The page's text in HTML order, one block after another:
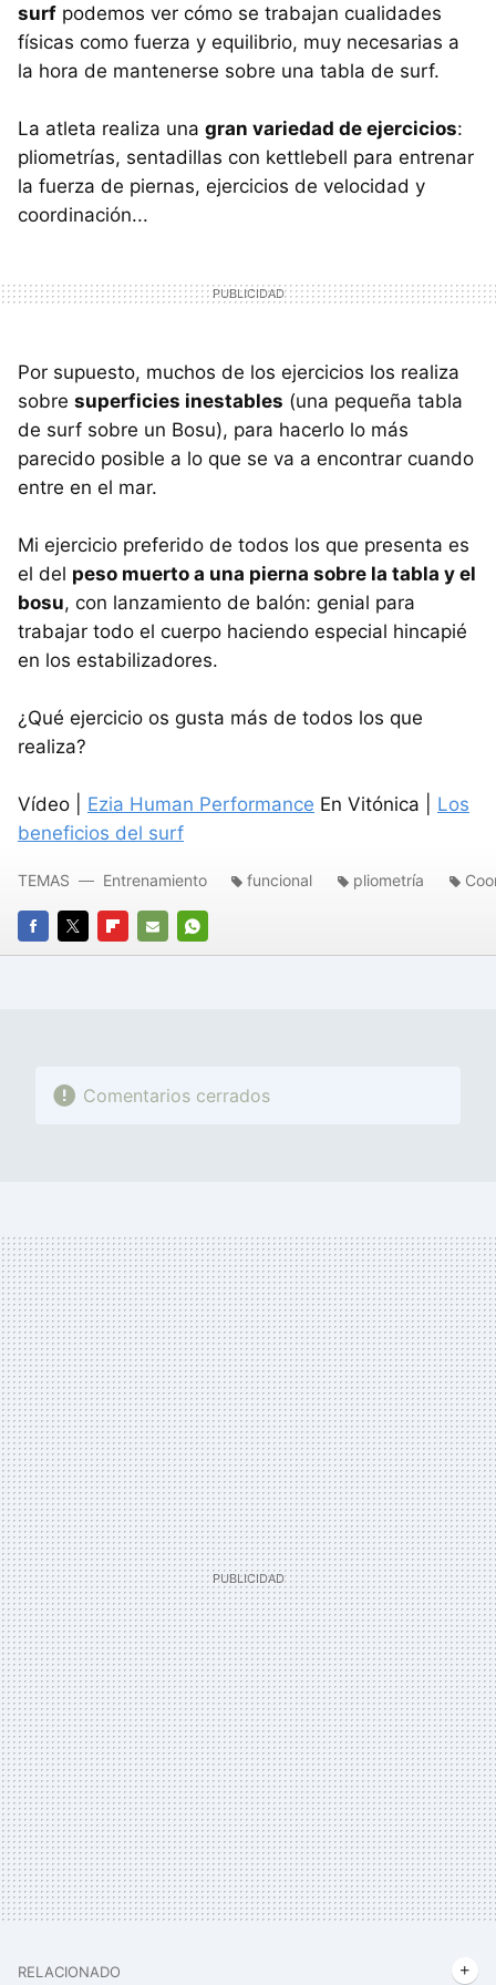
surf podemos ver cómo se trabajan cualidades
físicas como fuerza y equilibrio, muy necesarias a
la hora de mantenerse sobre una tabla de surf.
La atleta realiza una gran variedad de ejercicios:
pliometrías, sentadillas con kettlebell para entrenar
la fuerza de piernas, ejercicios de velocidad y
coordinación...
Por supuesto, muchos de los ejercicios los realiza
sobre superficies inestables (una pequeña tabla
de surf sobre un Bosu), para hacerlo lo más
parecido posible a lo que se va a encontrar cuando
entre en el mar.
Mi ejercicio preferido de todos los que presenta es
el del peso muerto a una pierna sobre la tabla y el
bosu, con lanzamiento de balón: genial para
trabajar todo el cuerpo haciendo especial hincapié
en los estabilizadores.
¿Qué ejercicio os gusta más de todos los que
realiza?
Vídeo | Ezia Human Performance En Vitónica | Los
beneficios del surf
FACEBOOK
TWITTERFLIPBOARD
E-
WHATSAPP
TEMAS Entrenamiento funcional pliometría
Comentarios cerrados
RELACIONADO